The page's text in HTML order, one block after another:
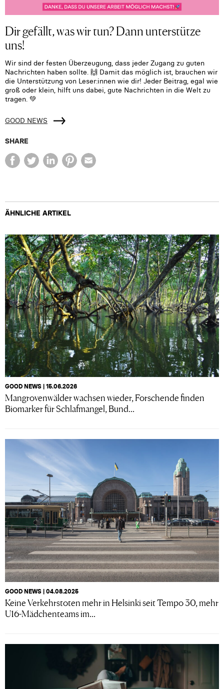
Dir gefällt, was wir tun? Dann unterstütze
uns!
Wir sind der festen Überzeugung, dass jeder Zugang zu guten
Nachrichten haben sollte. 🙌 Damit das möglich ist, brauchen wir
die Unterstützung von Leser:innen wie dir! Jeder Beitrag, egal wie
groß oder klein, hilft uns dabei, gute Nachrichten in die Welt zu
tragen. 💚
GOOD NEWS
SHARE
ÄHNLICHE ARTIKEL
GOOD NEWS | 15.06.2026
Mangrovenwälder wachsen wieder, Forschende finden
Biomarker für Schlafmangel, Bund...
GOOD NEWS | 04.08.2025
Keine Verkehrstoten mehr in Helsinki seit Tempo 30, mehr
U16-Mädchenteams im...